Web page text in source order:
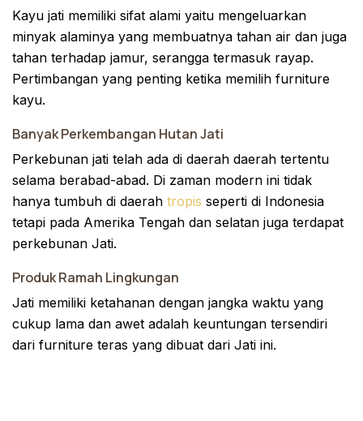
Kayu jati memiliki sifat alami yaitu mengeluarkan
minyak alaminya yang membuatnya tahan air dan juga
tahan terhadap jamur, serangga termasuk rayap.
Pertimbangan yang penting ketika memilih furniture
kayu.
Banyak Perkembangan Hutan Jati
Perkebunan jati telah ada di daerah daerah tertentu
selama berabad-abad. Di zaman modern ini tidak
hanya tumbuh di daerah tropis seperti di Indonesia
tetapi pada Amerika Tengah dan selatan juga terdapat
perkebunan Jati.
Produk Ramah Lingkungan
Jati memiliki ketahanan dengan jangka waktu yang
cukup lama dan awet adalah keuntungan tersendiri
dari furniture teras yang dibuat dari Jati ini.